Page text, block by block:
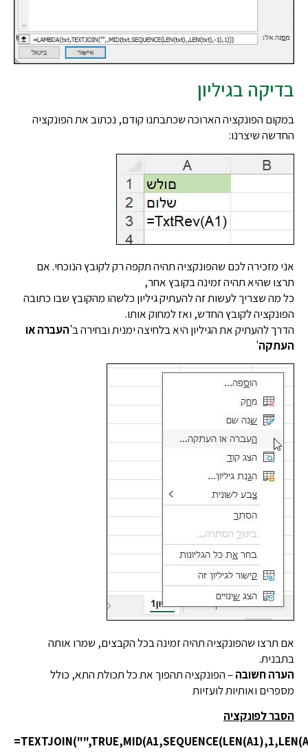
בדיקה בגיליון
במקום הפונקציה הארוכה שכתבתנו קודם, נכתוב את הפונקציה
החדשה שיצרנו:
אני מזכירה לכם שהפונקציה תהיה תקפה רק לקובץ הנוכחי. אם
תרצו שהיא תהיה זמינה בקובץ אחר,
כל מה שצריך לעשות זה להעתיק גיליון כלשהו מהקובץ שבו כתובה
הפונקציה לקובץ החדש, ואז למחוק אותו.
הדרך להעתיק את הגיליון היא בלחיצה ימנית ובחירה ב'העברה או
העתקה'
אם תרצו שהפונקציה תהיה זמינה בכל הקבצים, שמרו אותה
בתבנית.
הערה חשובה– הפונקציה תהפוך את כל תכולת התא, כולל
מספרים ואותיות לועזיות
הסבר לפונקציה